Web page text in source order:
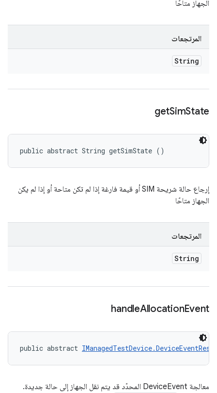
الجهاز متاحًا
المرتجعات
String
getSimState
public abstract String getSimState ()
إرجاع حالة شريحة SIM أو قيمة فارغة إذا لم تكن متاحة أو إذا لم يكن
الجهاز متاحًا
المرتجعات
String
handleAllocationEvent
public abstract
معالجة DeviceEvent المحدّد قد يتم نقل الجهاز إلى حالة جديدة.